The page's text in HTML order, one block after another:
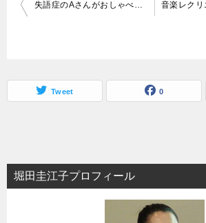
ン
失語症のAさんがおしゃべりになりました。
Tweet 0
堀田圭江子プロフィール